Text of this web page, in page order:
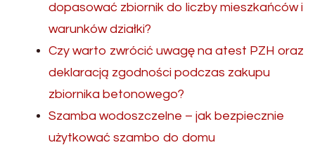
dopasować zbiornik do liczby mieszkańców i
warunków działki?
Czy warto zwrócić uwagę na atest PZH oraz
deklaracją zgodności podczas zakupu
zbiornika betonowego?
Szamba wodoszczelne – jak bezpiecznie
użytkować szambo do domu